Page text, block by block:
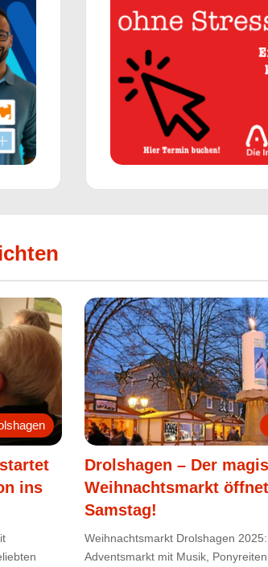
ins
Drolshagen – Der
Weihnachtsmarkt
Samstag!
Weihnachtsmarkt Drolshagen
Adventsmarkt mit Musik,